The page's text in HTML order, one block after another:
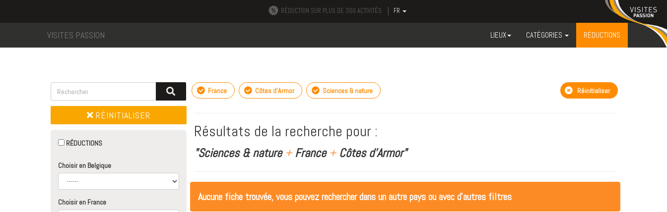
RÉDUCTION SUR PLUS DE 300 ACTIVITÉS FR
VISITES PASSION LIEUX CATÉGORIES RÉDUCTIONS
RÉINITIALISER
RÉDUCTIONS
Choisir en Belgique
Choisir en France
France Côtes d'Armor Sciences & nature Réinitialiser
Résultats de la recherche pour :
"Sciences & nature +France +Côtes d'Armor"
Aucune fiche trouvée, vous pouvez rechercher dans un autre pays ou avec d'autres filtres